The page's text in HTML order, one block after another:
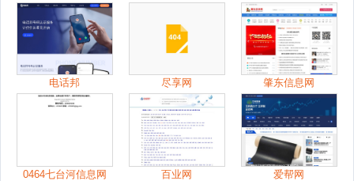
电话邦 尽享网 肇东信息网
0464七台河信息网 百业网 爱帮网